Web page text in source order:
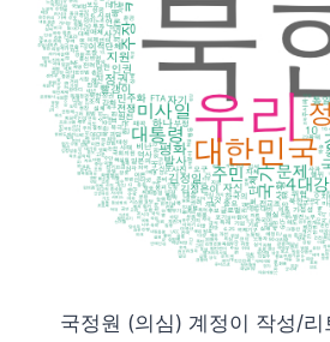
국정원 (의심) 계정이 작성/리